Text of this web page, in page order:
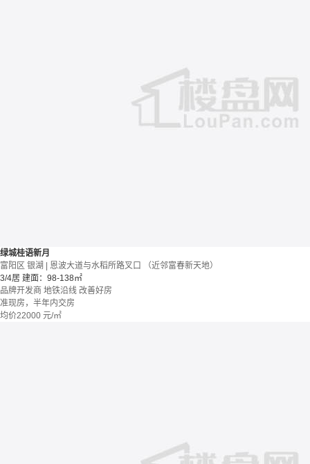
绿城桂语新月
富阳区 银湖 | 恩波大道与水稻所路叉口 （近邻富春新天地）
3/4居 建面：98-138㎡
品牌开发商 地铁沿线 改善好房
准现房，半年内交房
均价22000 元/㎡